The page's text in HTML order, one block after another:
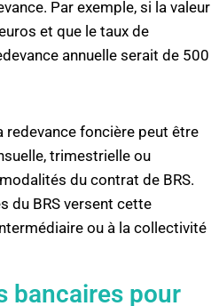
Par exemple, si la valeur
et que le taux de
annuelle serait de 500
redevance foncière peut être
trimestrielle ou
du contrat de BRS.
du BRS versent cette
ou à la collectivité
bancaires pour